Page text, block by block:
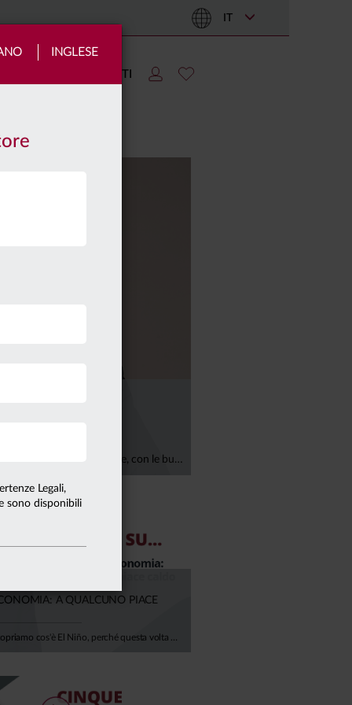
INGLESE
Legali,
sono disponibili
AREA CLIENTI
Lo stato di salute dell'economia italiana nel contesto europeo e le scelte allocative per il secondo semestre, con le buone prospettive per i titoli governativi e l'attesa redistribuzione di performance fra i settori in ambito azionario. Di questo e molto altro ha parlato Filippo Di Naro, Direttore Investimenti di ANIMA Sgr, nella sua intervista a "Linea Mercati" su Class CNBC andata in diretta il 9 luglio 2024.
A QUALCUNO PIACE